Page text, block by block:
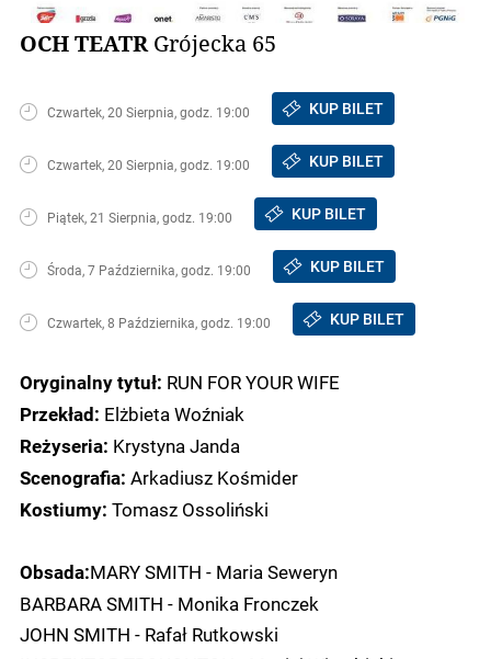
OCH TEATR Grójecka 65
Czwartek, 20 Sierpnia, godz. 19:00 KUP BILET
Czwartek, 20 Sierpnia, godz. 19:00 KUP BILET
Piątek, 21 Sierpnia, godz. 19:00 KUP BILET
Środa, 7 Października, godz. 19:00 KUP BILET
Czwartek, 8 Października, godz. 19:00 KUP BILET
Oryginalny tytuł: RUN FOR YOUR WIFE
Przekład: Elżbieta Woźniak
Reżyseria: Krystyna Janda
Scenografia: Arkadiusz Kośmider
Kostiumy: Tomasz Ossoliński
Obsada:MARY SMITH - Maria Seweryn
BARBARA SMITH - Monika Fronczek
JOHN SMITH - Rafał Rutkowski